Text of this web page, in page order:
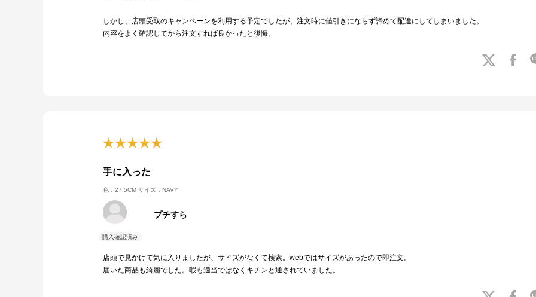
しかし、店頭受取のキャンペーンを利用する予定でしたが、注文時に値引きにならず諦めて配達にしてしまいました。
内容をよく確認してから注文すれば良かったと後悔。
手に入った
色：27.5CM サイズ：NAVY
プチすら
店頭で見かけて気に入りましたが、サイズがなくて検索。webではサイズがあったので即注文。
届いた商品も綺麗でした。暇も適当ではなくキチンと通されていました。